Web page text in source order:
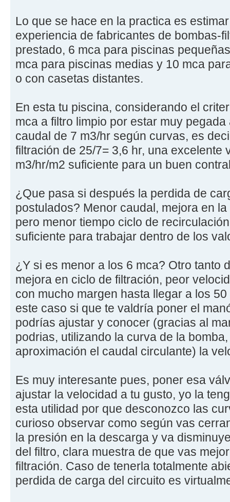
Lo que se hace en la practica es
experiencia de fabricantes de bombas-
prestado, 6 mca para piscinas
mca para piscinas medias y 10 mca
o con casetas distantes.
En esta tu piscina, considerando el
mca a filtro limpio por estar muy
caudal de 7 m3/hr según curvas, es
filtración de 25/7= 3,6 hr, una excelente
m3/hr/m2 suficiente para un buen
¿Que pasa si después la perdida de
postulados? Menor caudal, mejora en
pero menor tiempo ciclo de
suficiente para trabajar dentro de los
¿Y si es menor a los 6 mca? Otro tanto
mejora en ciclo de filtración, peor
con mucho margen hasta llegar a los
este caso si que te valdría poner el
podrías ajustar y conocer (gracias al
podrias, utilizando la curva de la
aproximación el caudal circulante) la
Es muy interesante pues, poner esa
ajustar la velocidad a tu gusto, yo la
esta utilidad por que desconozco las
curioso observar como según vas
la presión en la descarga y va
del filtro, clara muestra de que vas
filtración. Caso de tenerla totalmente
perdida de carga del circuito es